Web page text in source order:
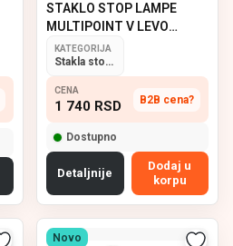
STAKLO STOP LAMPE
MULTIPOINT V LEVO
ASPOCK
KATEGORIJA
Stakla stop lampi
CENA
1 740 RSD B2B cena?
Dostupno
Detaljnije
Dodaj u
korpu
Novo